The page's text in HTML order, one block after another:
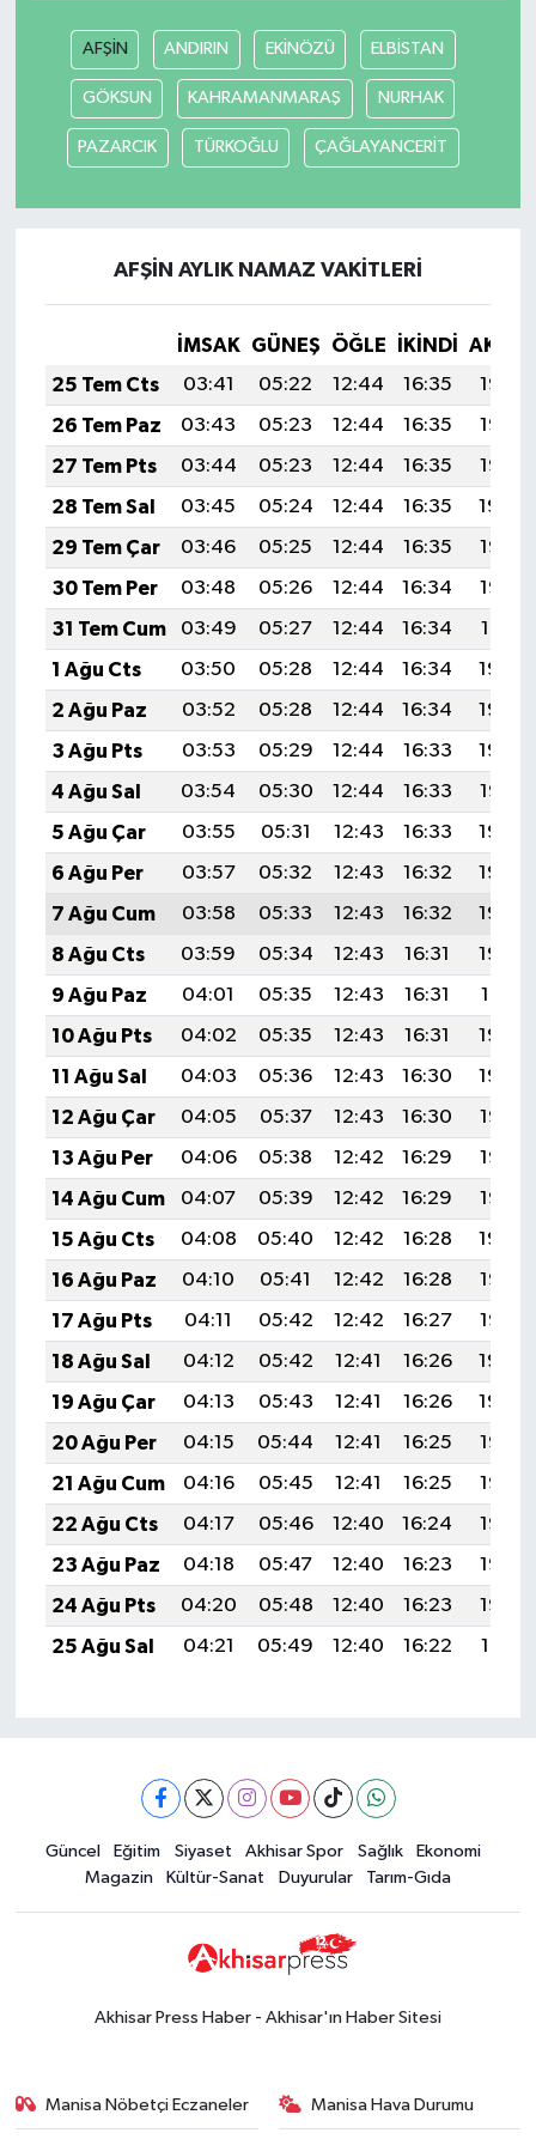
AFŞİN ANDIRIN EKİNÖZÜ ELBİSTAN
GÖKSUN KAHRAMANMARAŞ NURHAK
PAZARCIK TÜRKOĞLU ÇAĞLAYANCERİT
AFŞİN AYLIK NAMAZ VAKITLERI
İMSAK GÜNEŞ ÖĞLE İKINDI
25 Tem Cts
03:41 05:22 12:44 16:35
19:56
26 Tem Paz
03:43 05:23 12:44 16:35
19:55
27 Tem Pts
03:44 05:23 12:44 16:35
19:55
28 Tem Sal
03:45 05:24 12:44 16:35
19:54
29 Tem Çar
03:46 05:25 12:44 16:35
19:53
30 Tem Per
03:48 05:26 12:44 16:34
19:52
31 Tem Cum
03:49 05:27 12:44 16:34
19:51
1 Ağu Cts
03:50 05:28 12:44 16:34
19:50
2 Ağu Paz
03:52 05:28 12:44 16:34
19:49
3 Ağu Pts
03:53 05:29 12:44 16:33
19:48
4 Ağu Sal
03:54 05:30 12:44 16:33
19:47
5 Ağu Çar
03:55 05:31 12:43 16:33
19:46
6 Ağu Per
03:57 05:32 12:43 16:32
19:45
7 Ağu Cum
03:58 05:33 12:43 16:32
19:44
8 Ağu Cts
03:59 05:34 12:43 16:31
19:43
9 Ağu Paz
04:01 05:35 12:43 16:31
19:41
10 Ağu Pts
04:02 05:35 12:43 16:31
19:40
11 Ağu Sal
04:03 05:36 12:43 16:30
19:39
12 Ağu Çar
04:05 05:37 12:43 16:30
19:38
13 Ağu Per
04:06 05:38 12:42 16:29
19:37
14 Ağu Cum
04:07 05:39 12:42 16:29
19:35
15 Ağu Cts
04:08 05:40 12:42 16:28
19:34
16 Ağu Paz
04:10 05:41 12:42 16:28
19:33
17 Ağu Pts
04:11 05:42 12:42 16:27
19:32
18 Ağu Sal
04:12 05:42 12:41 16:26
19:30
19 Ağu Çar
04:13 05:43 12:41 16:26
19:29
20 Ağu Per
04:15 05:44 12:41 16:25
19:28
21 Ağu Cum
04:16 05:45 12:41 16:25
19:26
22 Ağu Cts
04:17 05:46 12:40 16:24
19:25
23 Ağu Paz
04:18 05:47 12:40 16:23
19:23
24 Ağu Pts
04:20 05:48 12:40 16:23
19:22
25 Ağu Sal
04:21 05:49 12:40 16:22 19:21
Güncel Eğitim Siyaset Akhisar Spor Sağlık
Ekonomi
Magazin
Kültür-Sanat Duyurular Tarım-Gıda
Akhisar Press Haber - Akhisar'ın Haber Sitesi
Manisa Nöbetçi Eczaneler Manisa Hava Durumu
Akhisar Emlak
Ülke